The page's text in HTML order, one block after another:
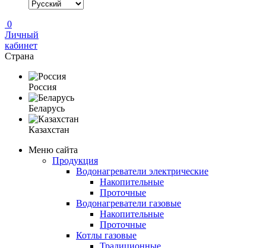
0
Личный
кабинет
Страна
Россия
Беларусь
Казахстан
Меню сайта
Продукция
Водонагреватели электрические
Накопительные
Проточные
Водонагреватели газовые
Накопительные
Проточные
Котлы газовые
Традиционные